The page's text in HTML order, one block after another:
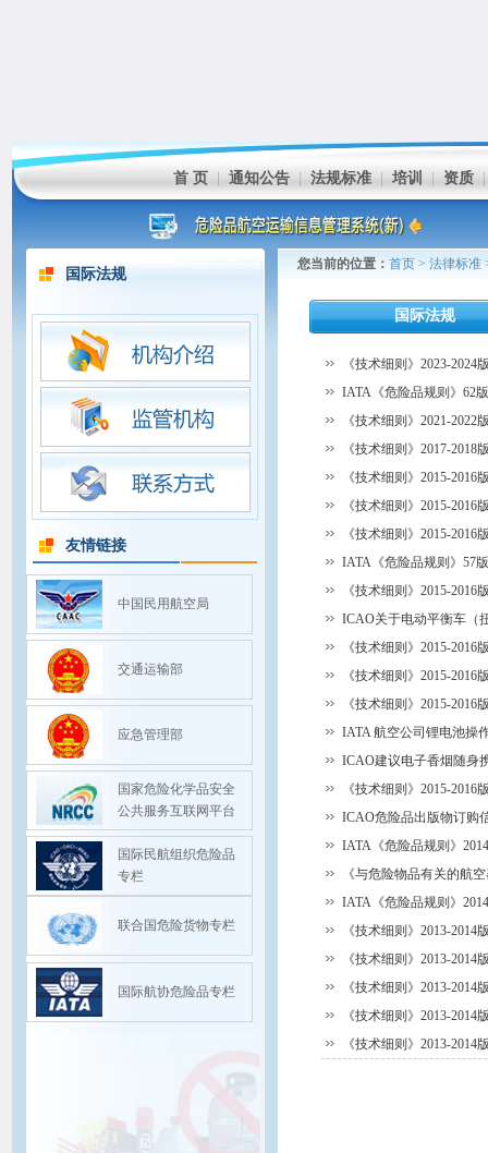
首 页 通知公告 法规标准|培训 资质
国际法规
友情链接
中国民用航空局
交通运输部
应急管理部
国家危险化学品安全
公共服务互联网平台
国际民航组织危险品
专栏
联合国危险货物专栏
国际航协危险品专栏
您当前的位置： 首页> 法律标准
国际法规
《技术细则》2023-
IATA《危险品规则》62
《技术细则》2021-
《技术细则》2017-
《技术细则》2015-2016
《技术细则》2015-
《技术细则》2015-
IATA《危险品规则》57
《技术细则》2015-
ICAO关于电动平衡车（
《技术细则》2015-
《技术细则》2015-
《技术细则》2015-
IATA 航空公司锂电池操
ICAO建议电子香烟随身
《技术细则》2015-
ICAO危险品出版物订购
IATA《危险品规则》
《与危险物品有关的航
IATA《危险品规则》
《技术细则》2013-2014
《技术细则》2013-2014
《技术细则》2013-2014
《技术细则》2013-2014
《技术细则》2013-2014